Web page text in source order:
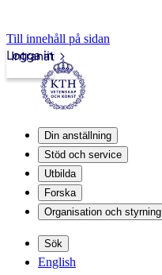
Till innehåll på sidan
Intranät
Logga in
Din anställning
Stöd och service
Utbilda
Forska
Organisation och styrning
Sök
English